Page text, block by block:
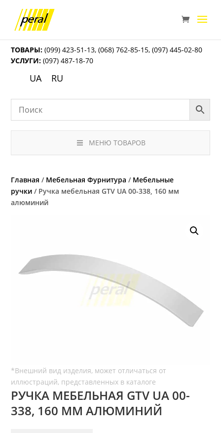
ТОВАРЫ: (099) 423-51-13,(068) 762-85-15,(097) 445-02-80
УСЛУГИ: (097) 487-18-70
UA RU
МЕНЮ ТОВАРОВ
Главная / Мебельная Фурнитура / Мебельные
ручки / Ручка мебельная GTV UA 00-338, 160 мм
алюминий
РУЧКА МЕБЕЛЬНАЯ GTV UA 00-
338, 160 ММ АЛЮМИНИЙ